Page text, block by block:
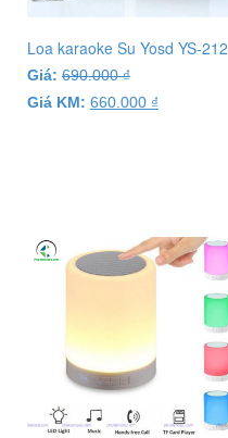
Loa karaoke Su Yosd YS-212
Giá: 690.000₫
Giá KM: 660.000 ₫